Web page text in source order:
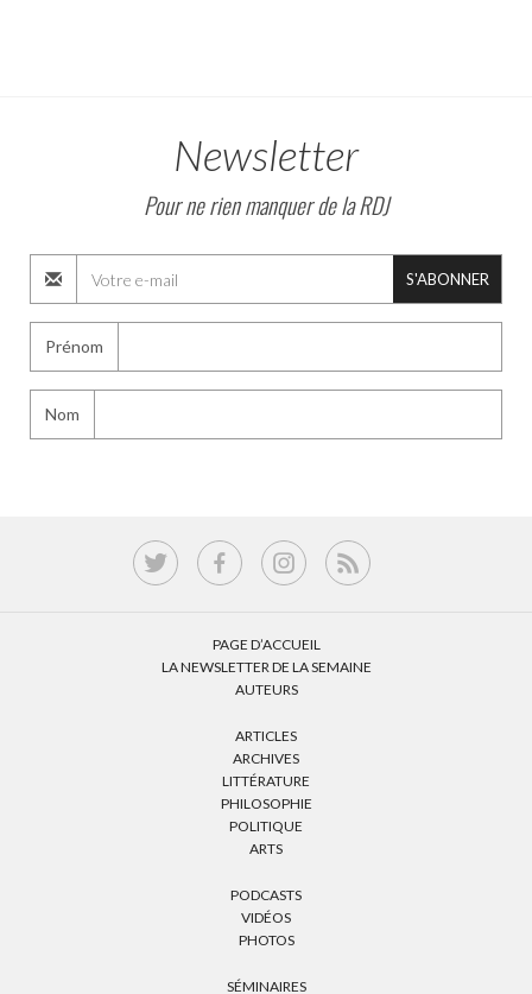
Newsletter
Pour ne rien manquer de la RDJ
S'ABONNER
Prénom
Nom
PAGE D’ACCUEIL
LA NEWSLETTER DE LA SEMAINE
AUTEURS
ARTICLES
ARCHIVES
LITTÉRATURE
PHILOSOPHIE
POLITIQUE
ARTS
PODCASTS
VIDÉOS
PHOTOS
SÉMINAIRES